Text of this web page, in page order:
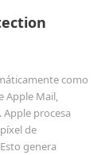
como
Apple Mail,
procesa
de
genera